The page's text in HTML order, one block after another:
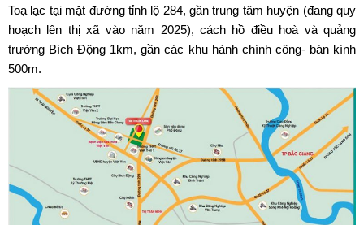
Toạ lạc tại mặt đường tỉnh lộ 284, gần trung tâm huyện (đang quy
hoạch lên thị xã vào năm 2025), cách hồ điều hoà và quảng
trường Bích Động 1km, gần các khu hành chính công- bán kính
500m.